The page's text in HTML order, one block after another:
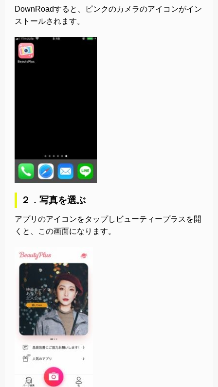
DownRoadすると、ピンクのカメラのアイコンがイン
ストールされます。
２．写真を選ぶ
アプリのアイコンをタップしビューティープラスを開
くと、この画面になります。